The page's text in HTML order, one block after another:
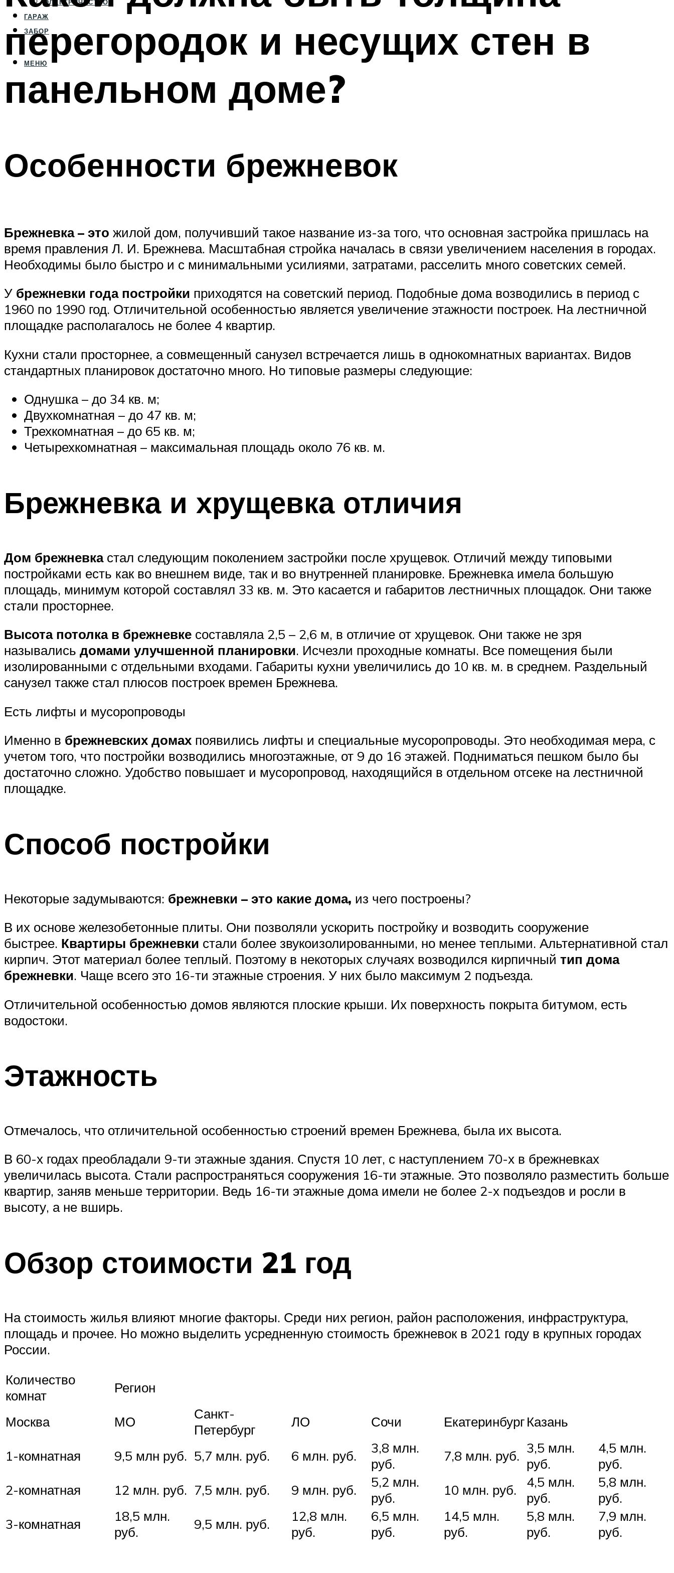
ЭЛЕКТРИЧЕСТВО
ГАРАЖ
ЗАБОР
МЕНЮ
перегородок и несущих стен в
панельном доме?
Особенности брежневок
Брежневка – это жилой дом, получивший такое название из-за того, что основная застройка пришлась на
время правления Л. И. Брежнева. Масштабная стройка началась в связи увеличением населения в городах.
Необходимы было быстро и с минимальными усилиями, затратами, расселить много советских семей.
У брежневки года постройки приходятся на советский период. Подобные дома возводились в период с
1960 по 1990 год. Отличительной особенностью является увеличение этажности построек. На лестничной
площадке располагалось не более 4 квартир.
Кухни стали просторнее, а совмещенный санузел встречается лишь в однокомнатных вариантах. Видов
стандартных планировок достаточно много. Но типовые размеры следующие:
Однушка – до 34 кв. м;
Двухкомнатная – до 47 кв. м;
Трехкомнатная – до 65 кв. м;
Четырехкомнатная – максимальная площадь около 76 кв. м.
Брежневка и хрущевка отличия
Дом брежневкастал следующим поколением застройки после хрущевок. Отличий между типовыми
постройками есть как во внешнем виде, так и во внутренней планировке. Брежневка имела большую
площадь, минимум которой составлял 33 кв. м. Это касается и габаритов лестничных площадок. Они также
стали просторнее.
Высота потолка в брежневке составляла 2,5 – 2,6 м, в отличие от хрущевок. Они также не зря
назывались домами улучшенной планировки. Исчезли проходные комнаты. Все помещения были
изолированными с отдельными входами. Габариты кухни увеличились до 10 кв. м. в среднем. Раздельный
санузел также стал плюсов построек времен Брежнева.
Есть лифты и мусоропроводы
Именно в брежневских домах появились лифты и специальные мусоропроводы. Это необходимая мера, с
учетом того, что постройки возводились многоэтажные, от 9 до 16 этажей. Подниматься пешком было бы
достаточно сложно. Удобство повышает и мусоропровод, находящийся в отдельном отсеке на лестничной
площадке.
Способ постройки
Некоторые задумываются: брежневки – это какие дома, из чего построены?
В их основе железобетонные плиты. Они позволяли ускорить постройку и возводить сооружение
быстрее. Квартиры брежневки стали более звукоизолированными, но менее теплыми. Альтернативной стал
кирпич. Этот материал более теплый. Поэтому в некоторых случаях возводился кирпичный тип дома
брежневки. Чаще всего это 16-ти этажные строения. У них было максимум 2 подъезда.
Отличительной особенностью домов являются плоские крыши. Их поверхность покрыта битумом, есть
водостоки.
Этажность
Отмечалось, что отличительной особенностью строений времен Брежнева, была их высота.
В 60-х годах преобладали 9-ти этажные здания. Спустя 10 лет, с наступлением 70-х в брежневках
увеличилась высота. Стали распространяться сооружения 16-ти этажные. Это позволяло разместить больше
квартир, заняв меньше территории. Ведь 16-ти этажные дома имели не более 2-х подъездов и росли в
высоту, а не вширь.
Обзор стоимости 21 год
На стоимость жилья влияют многие факторы. Среди них регион, район расположения, инфраструктура,
площадь и прочее. Но можно выделить усредненную стоимость брежневок в 2021 году в крупных городах
России.
Количество
комнат
Регион
Москва МО
Санкт-
Петербург
ЛО Сочи ЕкатеринбургКазань
1-комнатная 9,5 млн руб. 5,7 млн. руб. 6 млн. руб.
3,8 млн.
руб.
7,8 млн. руб. 3,5 млн.
руб.
4,5 млн.
руб.
2-комнатная
12 млн. руб. 7,5 млн. руб. 9 млн. руб.
5,2 млн.
руб.
10 млн. руб.
4,5 млн.
руб.
5,8 млн.
руб.
3-комнатная
18,5 млн.
руб.
9,5 млн. руб.
12,8 млн.
руб.
6,5 млн.
руб.
14,5 млн.
руб.
5,8 млн.
руб.
7,9 млн.
руб.